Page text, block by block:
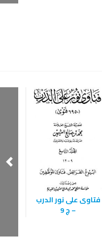
فتاوى على نور الدرب
– ج 9